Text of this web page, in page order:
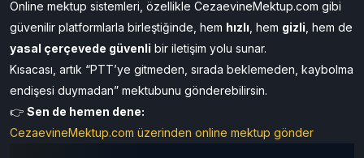
💌 Bu özellikler sayesinde, hem süreç hızlanır hem de güvenli
bir iletişim sağlanır.
✅Sonuç: En Güvenli ve Hızlı Mektup Gönderimi
Online Olarak Mümkün
Online mektup sistemleri, özellikle CezaevineMektup.com gibi
güvenilir platformlarla birleştiğinde, hem
yasal çerçevede güvenlibir iletişim yolu sunar.